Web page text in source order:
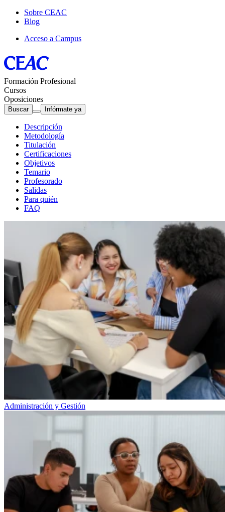
Sobre CEAC
Blog
Acceso a Campus
Formación Profesional
Cursos
Oposiciones
Buscar Infórmate ya
Descripción
Metodología
Titulación
Certificaciones
Objetivos
Temario
Profesorado
Salidas
Para quién
FAQ
Administración y Gestión